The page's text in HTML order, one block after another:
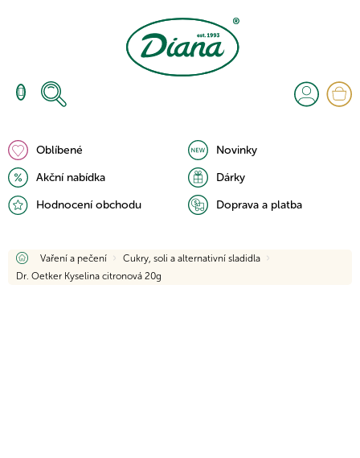
Oblíbené
Novinky
Akční nabídka
Dárky
Hodnocení obchodu
Doprava a platba
Domů
Vaření a pečení
Cukry, soli a alternativní sladidla
Dr. Oetker Kyselina citronová 20g